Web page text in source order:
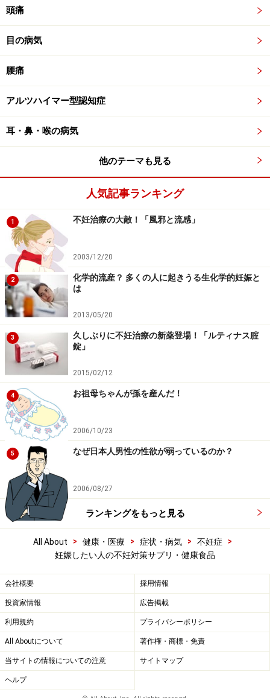
頭痛
目の病気
腰痛
アルツハイマー型認知症
耳・鼻・喉の病気
他のテーマも見る
人気記事ランキング
1 不妊治療の大敵！「風邪と流感」
2003/12/20
2
化学的流産？ 多くの人に起きうる生化学的妊娠と
は
2013/05/20
3
久しぶりに不妊治療の新薬登場！「ルティナス腟
錠」
2015/02/12
4 お祖母ちゃんが孫を産んだ！
2006/10/23
5 なぜ日本人男性の性欲が弱っているのか？
2006/08/27
ランキングをもっと見る
All About > 健康・医療 > 症状・病気 > 不妊症
>
妊娠したい人の不妊対策サプリ・健康食品
会社概要 採用情報
投資家情報 広告掲載
利用規約 プライバシーポリシー
All Aboutについて 著作権・商標・免責
当サイトの情報についての注意 サイトマップ
ヘルプ